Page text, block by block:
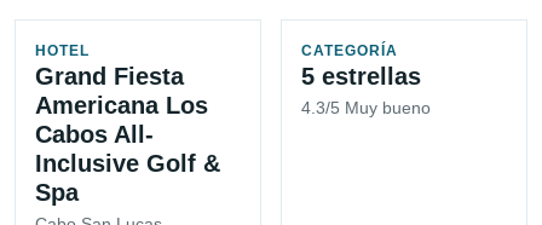
HOTEL
Grand Fiesta
Americana Los
Cabos All-
Inclusive Golf &
Spa
CATEGORÍA
5 estrellas
4.3/5 Muy bueno